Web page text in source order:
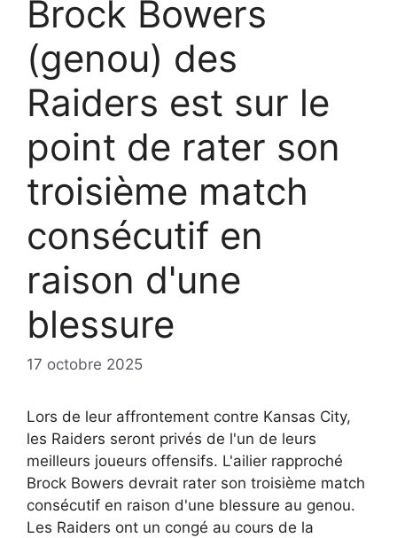
Brock Bowers
(genou) des
Raiders est sur le
point de rater son
troisième match
consécutif en
raison d'une
blessure
17 octobre 2025
Lors de leur affrontement contre Kansas City,
les Raiders seront privés de l'un de leurs
meilleurs joueurs offensifs. L'ailier rapproché
Brock Bowers devrait rater son troisième match
consécutif en raison d'une blessure au genou.
Les Raiders ont un congé au cours de la